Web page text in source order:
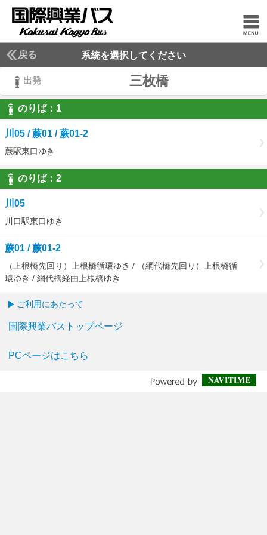
戻る 系統を選択してください
出発 三枚橋
のりば： 1
1
川05 / 蕨01 / 蕨01-2
蕨駅東口ゆき
のりば： 2
2
川05
川口駅東口ゆき
蕨01 / 蕨01-2
（上根橋先回り）上根橋循環ゆき / （網代橋先回り）上根橋循
環ゆき / 網代橋経由上根橋ゆき
ご利用にあたって
国際興業バストップページ
PCページはこちら